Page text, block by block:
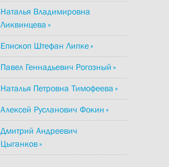
Наталья Владимировна
Ликвинцева
Епископ Штефан Липке
Павел Геннадьевич Рогозный
Наталья Петровна Тимофеева
Алексей Русланович Фокин
Дмитрий Андреевич
Цыганков